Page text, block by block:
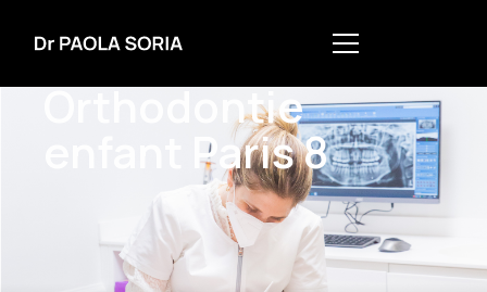
Orthodontie Adulte
Orthodontie
enfant Paris 8